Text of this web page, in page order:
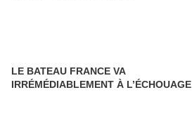
LE BATEAU FRANCE VA
IRRÉMÉDIABLEMENT À L’ÉCHOUAGE